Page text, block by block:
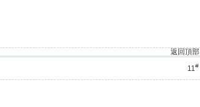
返回頂部
11#